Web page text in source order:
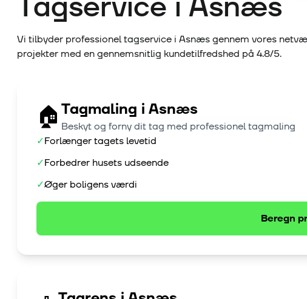
Tagservice i Asnæs
Vi tilbyder professionel tagservice i Asnæsgennem vores
projekter med en gennemsnitlig kundetilfredshed på 4.8/5.
🏠 Tagmaling i Asnæs
Beskyt og forny dit tag med professionel tagmaling
✓Forlænger tagets levetid
✓Forbedrer husets udseende
✓Øger boligens værdi
Beregn